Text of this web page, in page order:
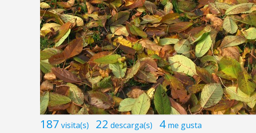
187 visita(s) 22 descarga(s) 4 me gusta